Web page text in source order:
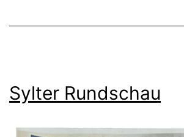
Sylter Rundschau